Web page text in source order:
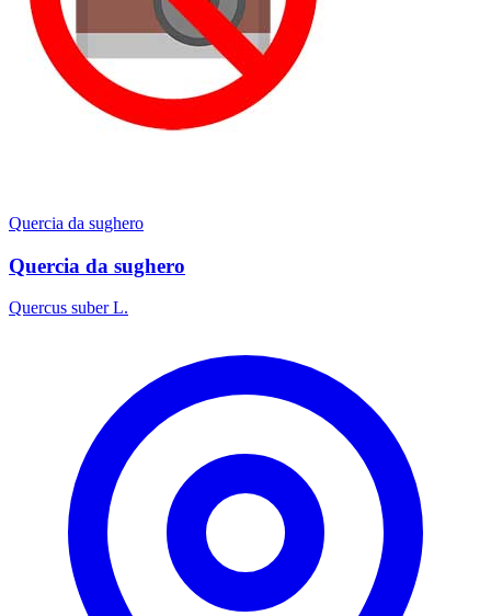
Quercia da sughero
Quercia da sughero
Quercus suber L.